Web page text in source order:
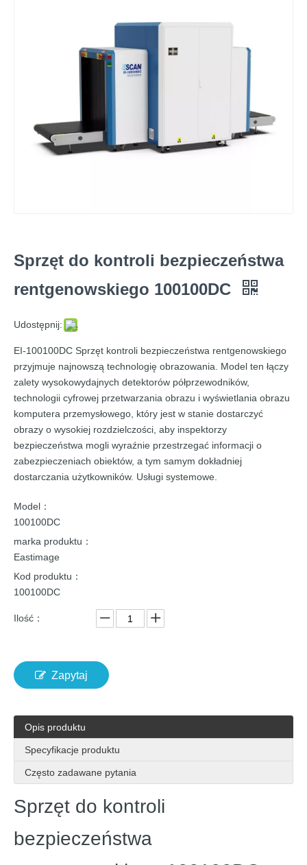
Sprzęt do kontroli bezpieczeństwa
rentgenowskiego 100100DC
Udostępnij:
EI-100100DC Sprzęt kontroli bezpieczeństwa rentgenowskiego
przyjmuje najnowszą technologię obrazowania. Model ten łączy
zalety wysokowydajnych detektorów półprzewodników,
technologii cyfrowej przetwarzania obrazu i wyświetlania obrazu
komputera przemysłowego, który jest w stanie dostarczyć
obrazy o wysokiej rozdzielczości, aby inspektorzy
bezpieczeństwa mogli wyraźnie przestrzegać informacji o
zabezpieczeniach obiektów, a tym samym dokładniej
dostarczania użytkowników. Usługi systemowe.
Model：
100100DC
marka produktu：
Eastimage
Kod produktu：
100100DC
Ilość：
Zapytaj
Opis produktu
Specyfikacje produktu
Często zadawane pytania
Sprzęt do kontroli
bezpieczeństwa